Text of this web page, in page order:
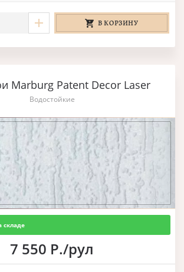
В КОРЗИНУ
Marburg Patent Decor Laser
Водостойкие
складе
7 550 Р./рул